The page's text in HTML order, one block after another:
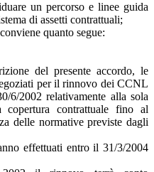
un percorso e linee guida
di assetti contrattuali;
quanto segue:
del presente accordo, le
per il rinnovo dei CCNL
6/2002 relativamente alla sola
copertura contrattuale fino al
delle normative previste dagli
effettuati entro il 31/3/2004